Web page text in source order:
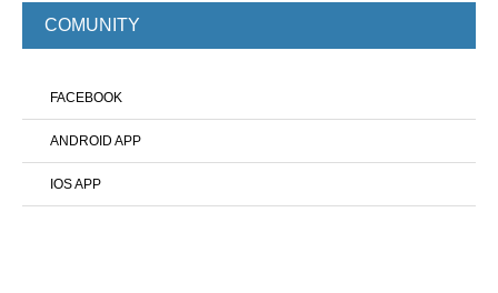
COMUNITY
FACEBOOK
ANDROID APP
IOS APP